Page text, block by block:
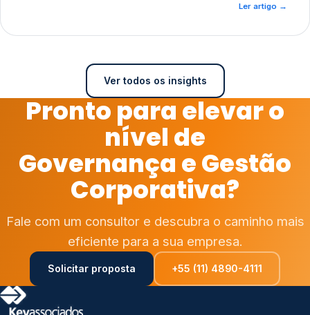
Ler artigo →
Ver todos os insights
Pronto para elevar o
nível de
Governança e Gestão
Corporativa?
Fale com um consultor e descubra o caminho mais
eficiente para a sua empresa.
Solicitar proposta +55 (11) 4890-4111